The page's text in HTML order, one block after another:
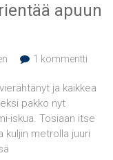
apuun
1 kommentti
ja kaikkea
pakko nyt
iskua. Tosiaan itse
kuljin metrolla juuri